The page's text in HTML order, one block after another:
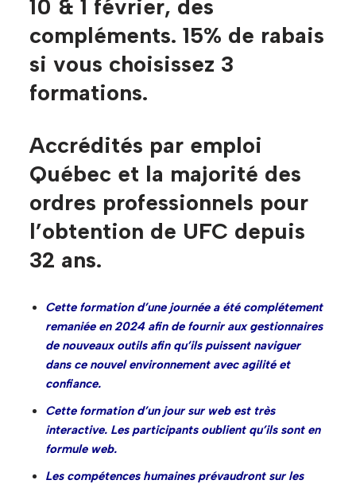
10 & 1 février, des
compléments. 15% de rabais
si vous choisissez 3
formations.
Accrédités par emploi
Québec et la majorité des
ordres professionnels pour
l’obtention de UFC depuis
32 ans.
Cette formation d’une journée a été complétement
remaniée en 2024 afin de fournir aux gestionnaires
de nouveaux outils afin qu’ils puissent naviguer
dans ce nouvel environnement avec agilité et
confiance.
Cette formation d’un jour sur web est très
interactive. Les participants oublient qu’ils sont en
formule web.
Les compétences humaines prévaudront sur les